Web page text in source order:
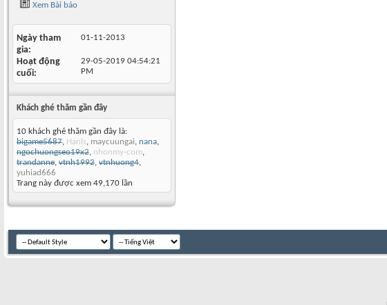
Xem Bài báo
Ngày tham
gia
01-11-2013
Hoạt động
cuối
29-05-2019 04:54:21
PM
Khách ghé thăm gần đây
10 khách ghé thăm gần đây là:
bigame5687, Hanls, maycuungai, nana,
ngochuongseo19x2, nhonmy-com,
trandanne, vtnh1992, vtnhuong4,
yuhiad666
Trang này được xem 49,170 lần